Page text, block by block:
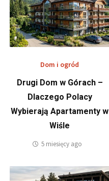
Dom i ogród
Drugi Dom w Górach –
Dlaczego Polacy
Wybierają Apartamenty w
Wiśle
5 miesięcy ago